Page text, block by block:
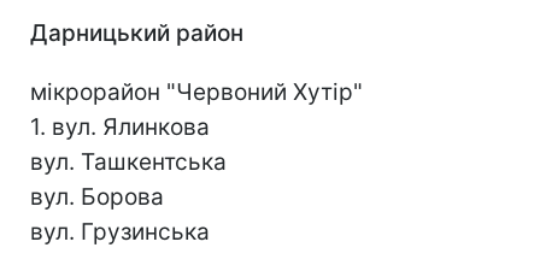
Дарницький район
мікрорайон "Червоний Хутір"
1. вул. Ялинкова
вул. Ташкентська
вул. Борова
вул. Грузинська